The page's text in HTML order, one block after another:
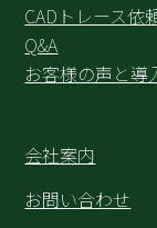
CADトレース依
Q&A
お客様の声と導
会社案内
お問い合わせ